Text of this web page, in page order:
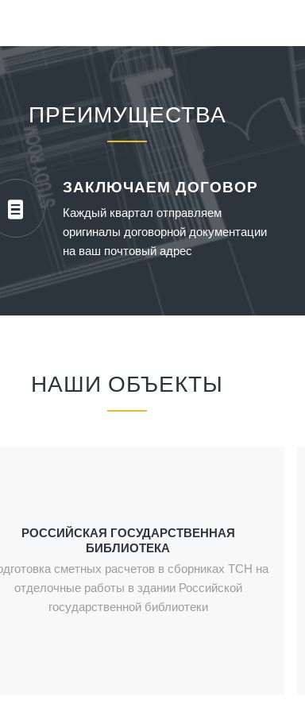
ПРЕИМУЩЕСТВА
ЗАКЛЮЧАЕМ ДОГОВОР
Каждый квартал отправляем
оригиналы договорной документации
на ваш почтовый адрес
НАШИ ОБЪЕКТЫ
РОССИЙСКАЯ ГОСУДАРСТВЕННАЯ
БИБЛИОТЕКА
сметных расчетов в сборниках ТСН на
отделочные работы в здании Российской
государственной библиотеки